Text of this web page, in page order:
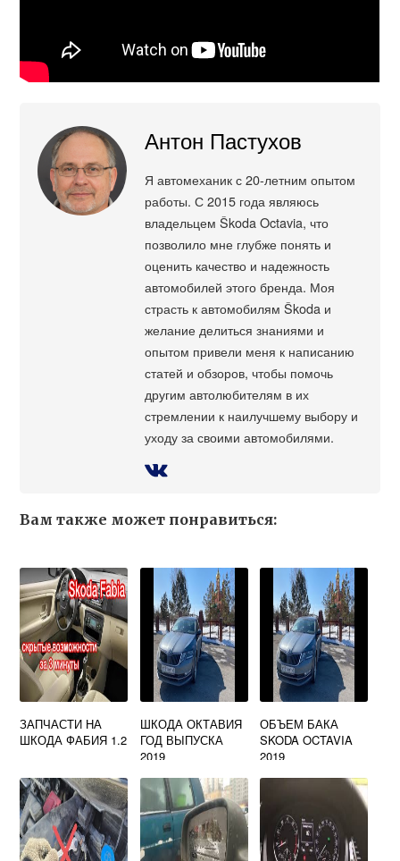
Антон Пастухов
Я автомеханик с 20-летним опытом
работы. С 2015 года являюсь
владельцем Škoda Octavia, что
позволило мне глубже понять и
оценить качество и надежность
автомобилей этого бренда. Моя
страсть к автомобилям Škoda и
желание делиться знаниями и
опытом привели меня к написанию
статей и обзоров, чтобы помочь
другим автолюбителям в их
стремлении к наилучшему выбору и
уходу за своими автомобилями.
Вам также может понравиться:
ЗАПЧАСТИ НА
ШКОДА ФАБИЯ 1.2
ШКОДА ОКТАВИЯ
ГОД ВЫПУСКА
2019
ОБЪЕМ БАКА
SKODA OCTAVIA
2019